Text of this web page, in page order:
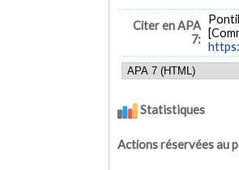
Citer en APA
7:
Statistiques
Actions réservées au